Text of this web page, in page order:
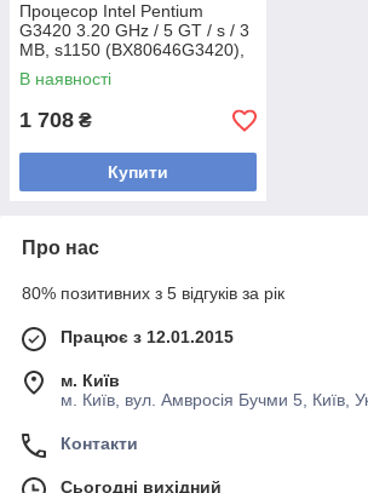
Процесор Intel Pentium
G3420 3.20 GHz / 5 GT / s / 3
MB, s1150 (BX80646G3420),
Tray, б/у
В наявності
1 708 ₴
Купити
Про нас
80% позитивних з 5 відгуків за рік
Працює з 12.01.2015
м. Київ
м. Київ, вул. Амвросія Бучми 5, Київ,
Контакти
Сьогодні вихідний